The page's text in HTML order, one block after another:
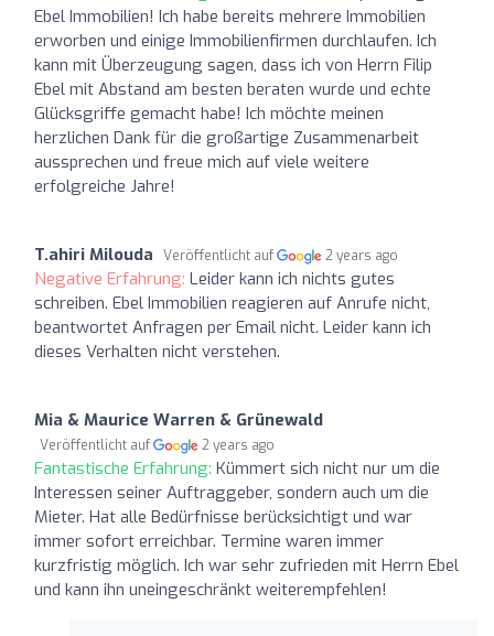
Ebel Immobilien! Ich habe bereits mehrere Immobilien
erworben und einige Immobilienfirmen durchlaufen. Ich
kann mit Überzeugung sagen, dass ich von Herrn Filip
Ebel mit Abstand am besten beraten wurde und echte
Glücksgriffe gemacht habe! Ich möchte meinen
herzlichen Dank für die großartige Zusammenarbeit
aussprechen und freue mich auf viele weitere
erfolgreiche Jahre!
T.ahiri Milouda Veröffentlicht auf 2 years ago
Negative Erfahrung: Leider kann ich nichts gutes
schreiben. Ebel Immobilien reagieren auf Anrufe nicht,
beantwortet Anfragen per Email nicht. Leider kann ich
dieses Verhalten nicht verstehen.
Mia & Maurice Warren & Grünewald
Veröffentlicht auf 2 years ago
Fantastische Erfahrung: Kümmert sich nicht nur um die
Interessen seiner Auftraggeber, sondern auch um die
Mieter. Hat alle Bedürfnisse berücksichtigt und war
immer sofort erreichbar. Termine waren immer
kurzfristig möglich. Ich war sehr zufrieden mit Herrn Ebel
und kann ihn uneingeschränkt weiterempfehlen!